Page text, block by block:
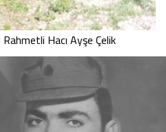
Hacı Ayşe Çelik